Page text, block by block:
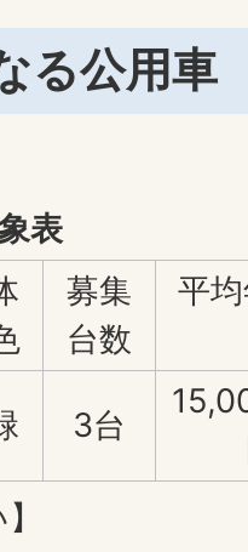
る公用車
表
募集
台数
平
3台